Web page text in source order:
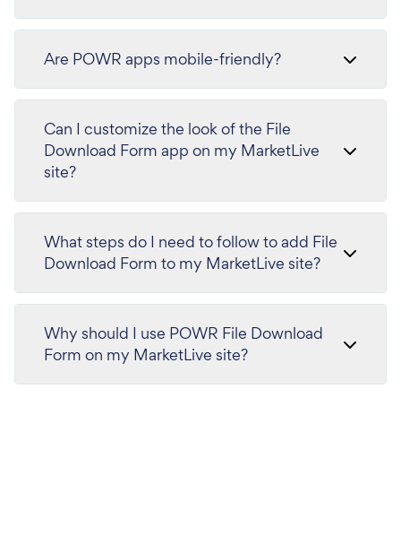
Are POWR apps mobile-friendly?
Can I customize the look of the File
Download Form app on my MarketLive
site?
What steps do I need to follow to add File
Download Form to my MarketLive site?
Why should I use POWR File Download
Form on my MarketLive site?